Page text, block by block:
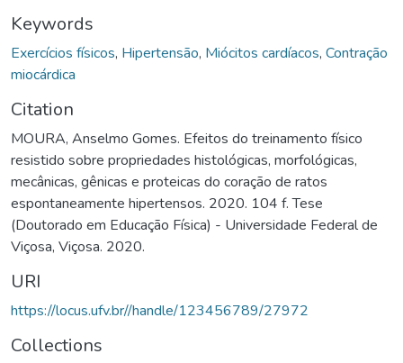
Keywords
Exercícios físicos, Hipertensão, Miócitos cardíacos, Contração
miocárdica
Citation
MOURA, Anselmo Gomes. Efeitos do treinamento físico
resistido sobre propriedades histológicas, morfológicas,
mecânicas, gênicas e proteicas do coração de ratos
espontaneamente hipertensos. 2020. 104 f. Tese
(Doutorado em Educação Física) - Universidade Federal de
Viçosa, Viçosa. 2020.
URI
https://locus.ufv.br//handle/123456789/27972
Collections